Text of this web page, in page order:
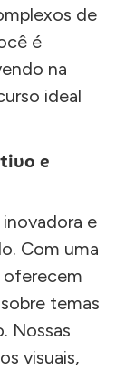
de
é
na
ideal
e
e
Com uma
oferecem
temas
Nossas
visuais,